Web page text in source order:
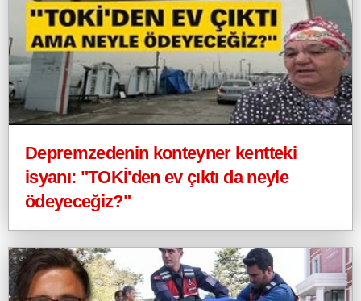
Depremzedenin konteyner kentteki
isyanı: "TOKİ'den ev çıktı da neyle
ödeyeceğiz?"